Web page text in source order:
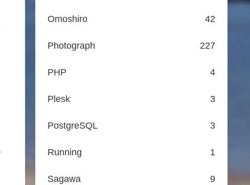
Omoshiro 42
Photograph 227
PHP 4
Plesk 3
PostgreSQL 3
Running 1
Sagawa 9